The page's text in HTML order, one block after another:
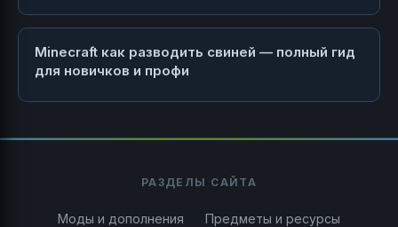
Minecraft как разводить свиней — полный гид
для новичков и профи
РАЗДЕЛЫ САЙТА
Моды и дополнения
Предметы и ресурсы